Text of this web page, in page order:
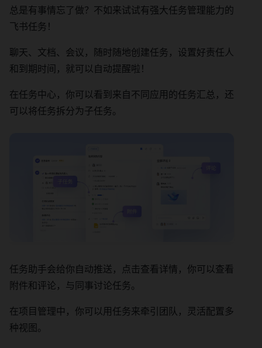
总是有事情忘了做？不如来试试有强大任务管理能力的
飞书任务！
聊天、文档、会议，随时随地创建任务，设置好责任人
和到期时间，就可以自动提醒啦！
在任务中心，你可以看到来自不同应用的任务汇总，还
可以将任务拆分为子任务。
任务助手会给你自动推送，点击查看详情，你可以查看
附件和评论，与同事讨论任务。
在项目管理中，你可以用任务来牵引团队，灵活配置多
种视图。